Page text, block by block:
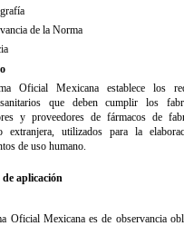
de la Norma
Oficial Mexicana establece los
que deben cumplir los
y proveedores de fármacos de
extranjera, utilizados para la
de uso humano.
aplicación
Oficial Mexicana es de observancia